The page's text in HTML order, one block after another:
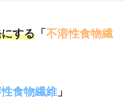
する 「 不溶性食物繊
食物繊維 」